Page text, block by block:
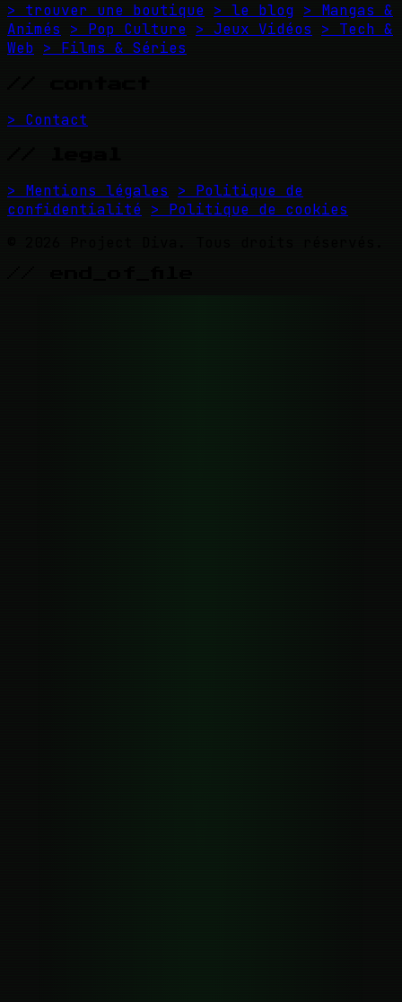
> trouver une boutique > le blog > Mangas &
Animés
> Pop Culture > Jeux Vidéos
> Tech &
Web > Films & Séries
> Contact
> Mentions légales
> Politique de
confidentialité > Politique de cookies